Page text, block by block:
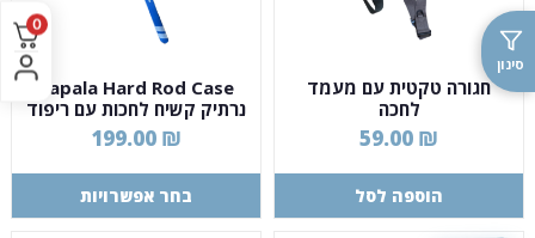
סינון
חגורה טקטית עם מעמד
לחכה
59.00 ₪
הוספה לסל
Rapala Hard Rod Case
נרתיק קשיח לחכות עם ריפוד
פנימי
199.00 ₪
בחר אפשרויות
0